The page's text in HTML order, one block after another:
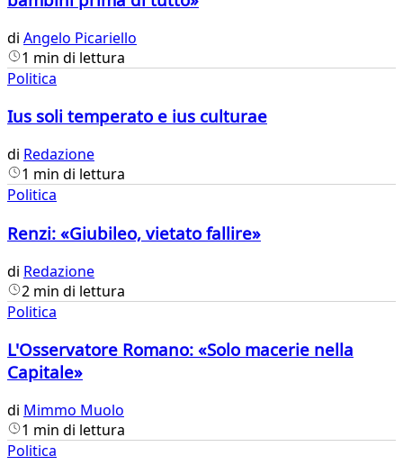
di Angelo Picariello
1 min di lettura
Politica
Ius soli temperato e ius culturae
di Redazione
1 min di lettura
Politica
Renzi: «Giubileo, vietato fallire»
di Redazione
2 min di lettura
Politica
L'Osservatore Romano: «Solo macerie nella
Capitale»
di Mimmo Muolo
1 min di lettura
Politica